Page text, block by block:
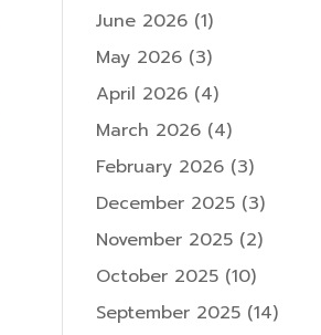
June 2026 (1)
May 2026 (3)
April 2026 (4)
March 2026 (4)
February 2026 (3)
December 2025 (3)
November 2025 (2)
October 2025 (10)
September 2025 (14)